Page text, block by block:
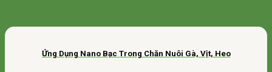
Ứng Dụng Nano Bạc Trong Chăn Nuôi Gà, Vịt, Heo